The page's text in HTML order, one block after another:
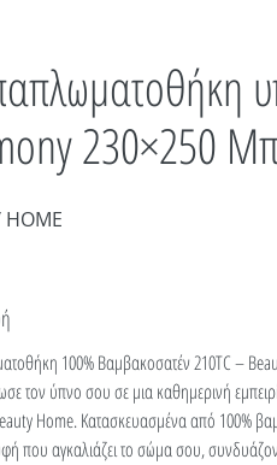
230×250
HOME
100% Βαμβακοσατέν 210TC –
τον ύπνο σου σε μια καθημερινή
Home. Κατασκευασμένα από 100%
που αγκαλιάζει το σώμα σου,